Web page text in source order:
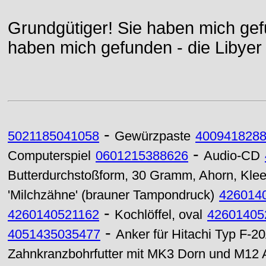
Grundgütiger! Sie haben mich
haben mich gefunden - die
5021185041058 - Gewürzpaste
Computerspiel 0601215388626 - Audio-CD
Butterdurchstoßform, 30 Gramm, Ahorn, Klee
'Milchzähne' (brauner Tampondruck)
4260140521162 - Kochlöffel, oval
4051435035477 - Anker für Hitachi Typ F-
Zahnkranzbohrfutter mit MK3 Dorn und M12